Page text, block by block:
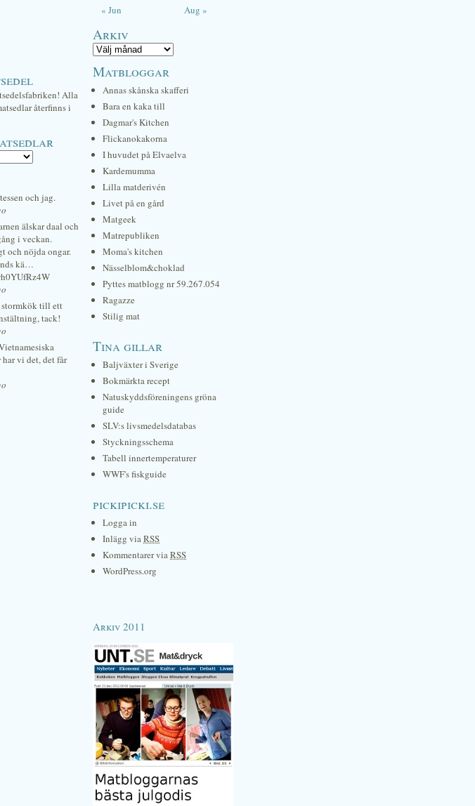
Alla
återfinns i
och jag.
älskar daal och
i veckan.
och nöjda ongar.
kä…
stormkök till ett
tack!
vi det, det får
« Jun Aug »
Arkiv
Matbloggar
Annas skånska skafferi
Bara en kaka till
Dagmar's Kitchen
Flickanokakorna
I huvudet på Elvaelva
Kardemumma
Lilla matderivén
Livet på en gård
Matgeek
Matrepubliken
Moma's kitchen
Nässelblom&choklad
Pyttes matblogg nr 59.267.054
Ragazze
Stilig mat
Tina gillar
Baljväxter i Sverige
Bokmärkta recept
Natuskyddsföreningens gröna
guide
SLV:s livsmedelsdatabas
Styckningsschema
Tabell innertemperaturer
WWF's fiskguide
pickipicki.se
Logga in
Inlägg viaRSS
Kommentarer viaRSS
WordPress.org
Arkiv 2011